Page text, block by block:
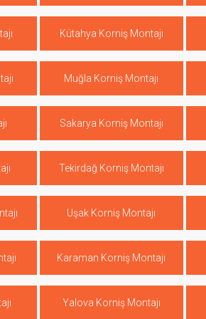
Kütahya Korniş Montajı
Muğla Korniş Montajı
Sakarya Korniş Montajı
Tekirdağ Korniş Montajı
Uşak Korniş Montajı
Karaman Korniş Montajı
Yalova Korniş Montajı